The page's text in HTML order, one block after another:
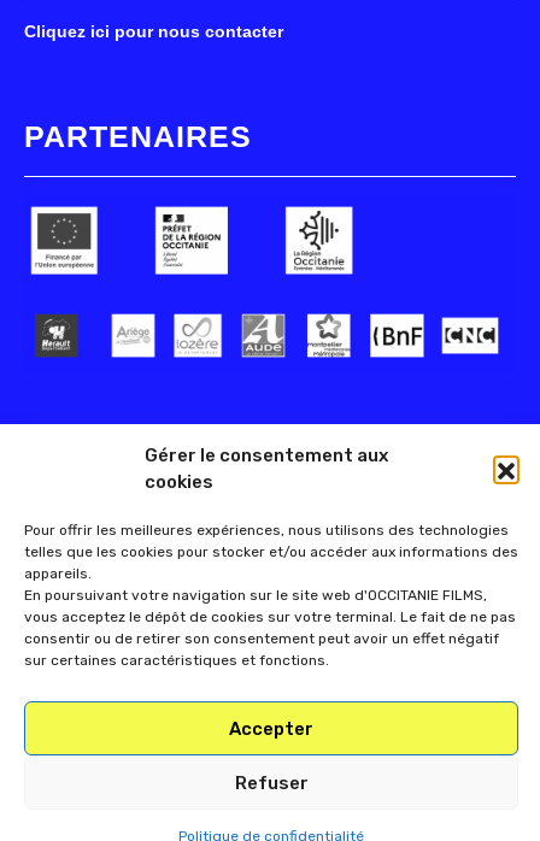
Gérer le consentement aux
cookies
Pour offrir les meilleures expériences, nous utilisons des technologies
telles que les cookies pour stocker et/ou accéder aux informations des
appareils.
En poursuivant votre navigation sur le site web d'OCCITANIE FILMS,
vous acceptez le dépôt de cookies sur votre terminal. Le fait de ne pas
consentir ou de retirer son consentement peut avoir un effet négatif
sur certaines caractéristiques et fonctions.
Accepter
Refuser
Politique de confidentialité
Cliquez ici pour nous contacter
PARTENAIRES